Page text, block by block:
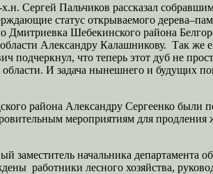
Пальчиков рассказал
статус открываемого
Дмитриевка Шебекинского района
Александру Калашникову. Так же
что теперь этот дуб не
И задача нынешнего и будущих
района Александру Сергеенко были
мероприятиям для
начальника департамента
работники лесного хозяйства,